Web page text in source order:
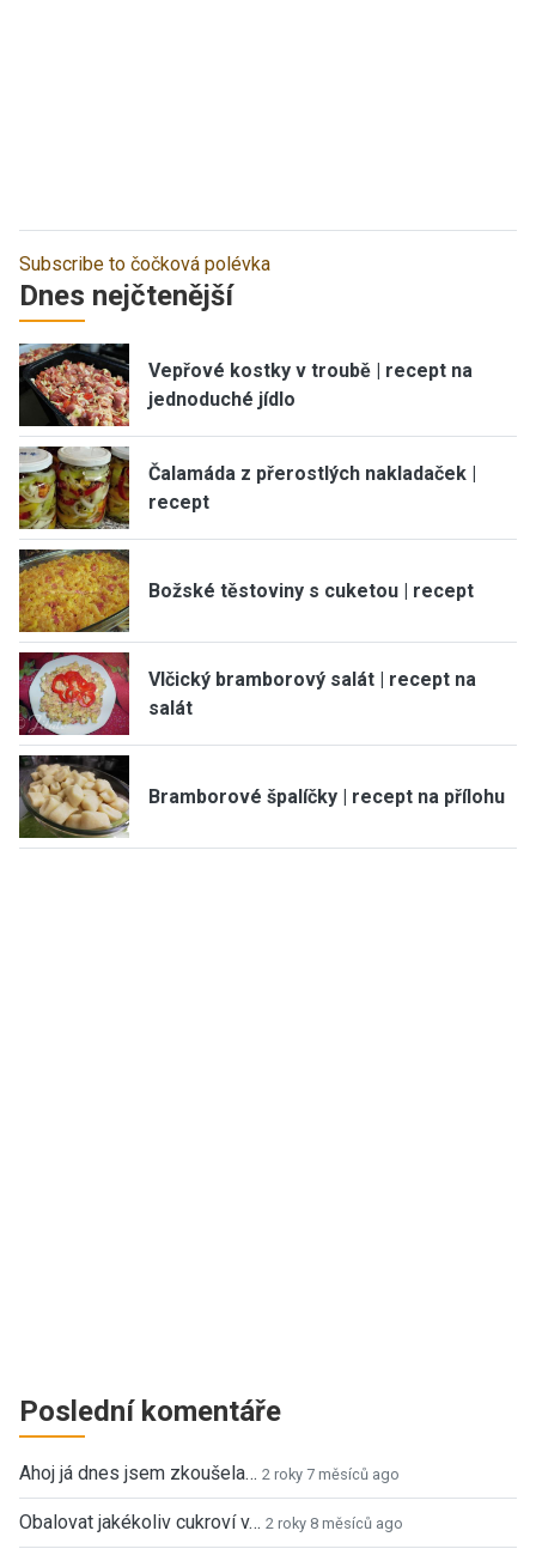
Subscribe to čočková polévka
Dnes nejčtenější
Vepřové kostky v troubě | recept na
jednoduché jídlo
Čalamáda z přerostlých nakladaček |
recept
Božské těstoviny s cuketou | recept
Vlčický bramborový salát | recept na
salát
Bramborové špalíčky | recept na přílohu
Poslední komentáře
Ahoj já dnes jsem zkoušela… 2 roky 7 měsíců ago
Obalovat jakékoliv cukroví v… 2 roky 8 měsíců ago